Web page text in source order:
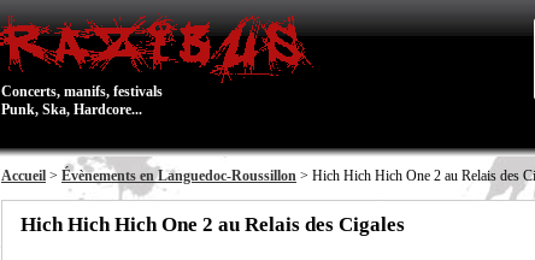
Concerts, manifs, festivals
Punk, Ska, Hardcore...
Accueil > Évènements en Languedoc-Roussillon > Hich Hich Hich One 2 au Relais des
Hich Hich Hich One 2 au Relais des Cigales